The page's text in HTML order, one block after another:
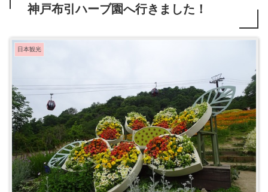
神戸布引ハーブ園へ行きました！
日本観光